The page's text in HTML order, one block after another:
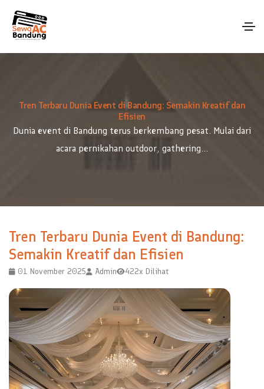
Tren Terbaru Dunia Event di Bandung: Semakin Kreatif dan
Efisien
Dunia event di Bandung terus berkembang pesat. Mulai dari
acara pernikahan outdoor, gathering...
Tren Terbaru Dunia Event di Bandung:
Semakin Kreatif dan Efisien
01 November 2025 Admin 422x Dilihat